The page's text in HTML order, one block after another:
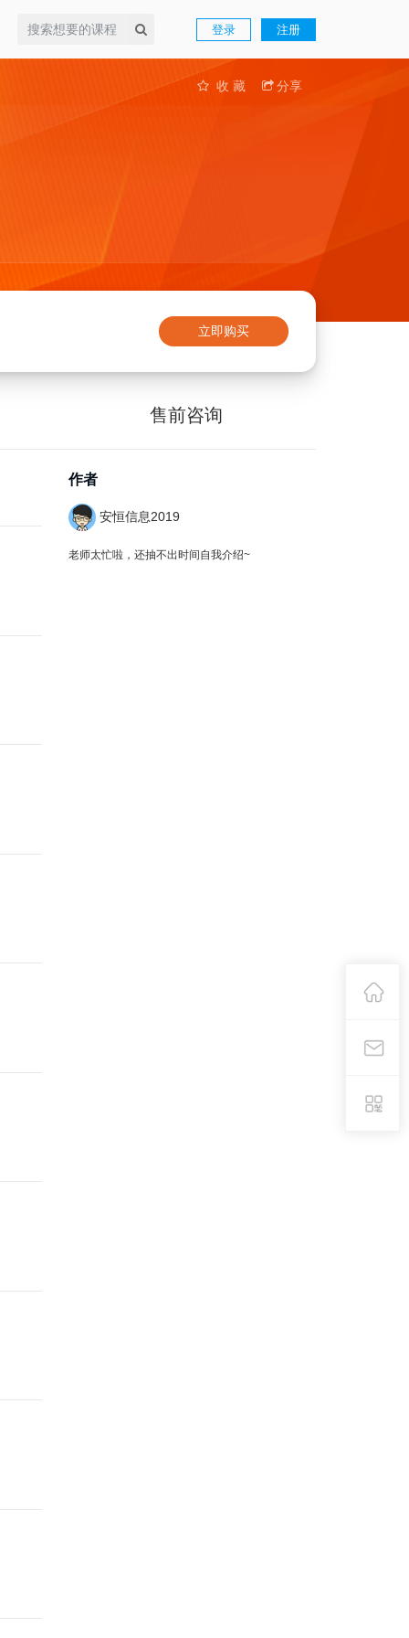
登录 注册
收 藏 分享
立即购买
售前咨询
作者
安恒信息2019
老师太忙啦，还抽不出时间自我介绍~